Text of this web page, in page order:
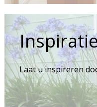
Laat u inspireren